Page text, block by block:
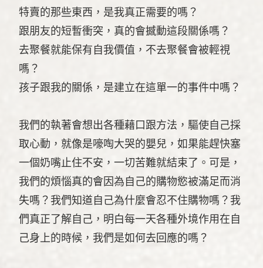
特賣的那些東西，是我真正需要的嗎？
跟朋友的短暫衝突，真的會撼動這段關係嗎？
去聚餐就能保有自我價值，不去聚餐會被輕視
嗎？
孩子跟我的關係，是建立在這單一的事件中嗎？
我們的執著會想出各種藉口跟方法，驅使自己採
取心動，就像是嚎啕大哭的嬰兒，如果能趕快塞
一個奶嘴止住不安，一切苦難就結束了。可是，
我們的煩惱真的會因為自己的購物慾被滿足而消
失嗎？我們知道自己為什麼會忍不住購物嗎？我
們真正了解自己，明白每一天各種外境作用在自
己身上的時候，我們是如何去回應的嗎？